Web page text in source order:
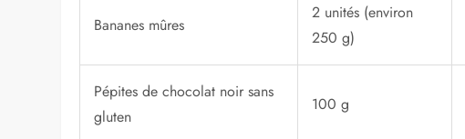
Bananes mûres
2 unités (environ
250 g)
Pépites de chocolat noir sans
gluten
100 g